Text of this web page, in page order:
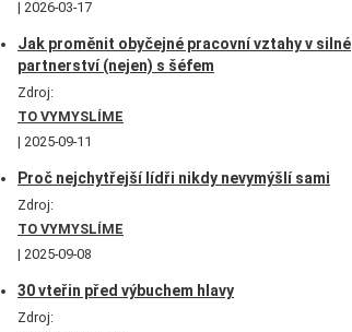
2026-03-17
Jak proměnit obyčejné pracovní vztahy v silné
partnerství (nejen) s šéfem
Zdroj:
TO VYMYSLÍME
2025-09-11
Proč nejchytřejší lídři nikdy nevymýšlí sami
Zdroj:
TO VYMYSLÍME
2025-09-08
30 vteřin před výbuchem hlavy
Zdroj: